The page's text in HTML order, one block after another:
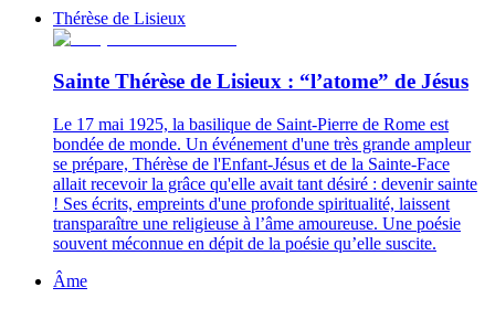
Thérèse de Lisieux
Sainte Thérèse de Lisieux : “l’atome” de Jésus
Le 17 mai 1925, la basilique de Saint-Pierre de Rome est
bondée de monde. Un événement d'une très grande ampleur
se prépare, Thérèse de l'Enfant-Jésus et de la Sainte-Face
allait recevoir la grâce qu'elle avait tant désiré : devenir sainte
! Ses écrits, empreints d'une profonde spiritualité, laissent
transparaître une religieuse à l’âme amoureuse. Une poésie
souvent méconnue en dépit de la poésie qu’elle suscite.
Âme